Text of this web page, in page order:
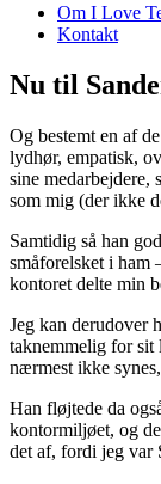
Om I Love
Kontakt
Nu til
Og bestemt en af
lydhør, empatisk,
sine medarbejdere,
som mig (der ikke
Samtidig så han
småforelsket i ham
kontoret delte min
Jeg kan derudover
taknemmelig for
nærmest ikke
Han fløjtede da
kontormiljøet, og
det af, fordi jeg